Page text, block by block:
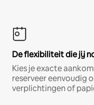
De flexibiliteit die jij
Kies je exacte
reserveer eenvoudig
verplichtingen of